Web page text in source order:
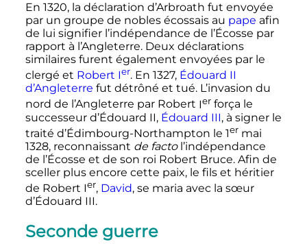
En 1320, la déclaration d’Arbroath fut envoyée
par un groupe de nobles écossais au pape afin
de lui signifier l’indépendance de l’Écosse par
rapport à l’Angleterre. Deux déclarations
similaires furent également envoyées par le
clergé et Robert Ier. En 1327, Édouard II
d’Angleterre fut détrôné et tué. L’invasion du
nord de l’Angleterre par Robert Ierforça le
successeur d’Édouard II, Édouard III, à signer le
traité d’Édimbourg-Northampton le 1ermai
1328, reconnaissant de factol’indépendance
de l’Écosse et de son roi Robert Bruce. Afin de
sceller plus encore cette paix, le fils et héritier
de Robert Ier, David, se maria avec la sœur
d’Édouard III.
Seconde guerre